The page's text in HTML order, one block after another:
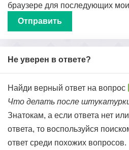
браузере для последующих
Не уверен в ответе?
Найди верный ответ на вопрос
Что делать после
Знатокам, а если ответа нет
ответа, то воспользуйся
ответ среди похожих вопросов.